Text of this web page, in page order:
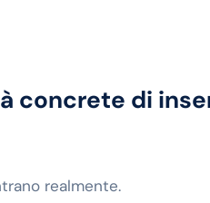
concrete di
realmente.